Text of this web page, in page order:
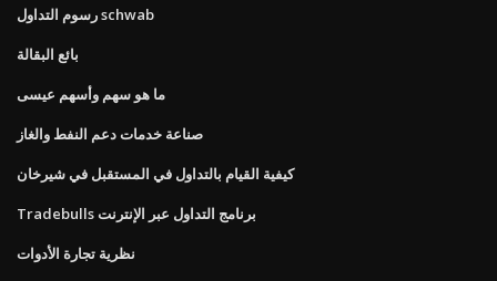
رسوم التداول schwab
بائع البقالة
ما هو سهم وأسهم عيسى
صناعة خدمات دعم النفط والغاز
كيفية القيام بالتداول في المستقبل في شيرخان
Tradebulls برنامج التداول عبر الإنترنت
نظرية تجارة الأدوات